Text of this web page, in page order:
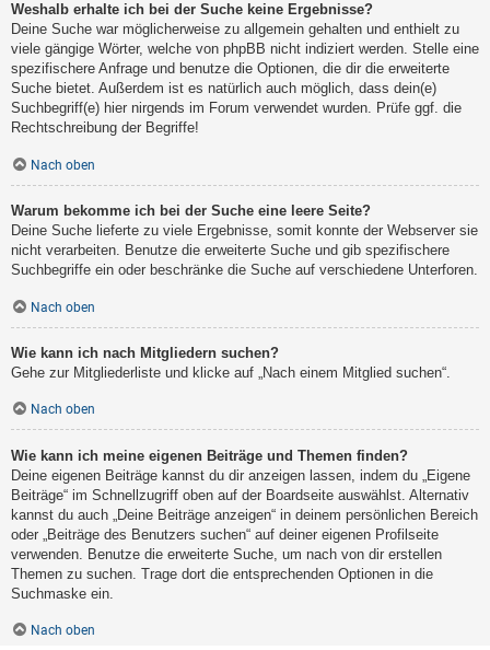
Weshalb erhalte ich bei der Suche keine Ergebnisse?
Deine Suche war möglicherweise zu allgemein gehalten und enthielt zu
viele gängige Wörter, welche von phpBB nicht indiziert werden. Stelle eine
spezifischere Anfrage und benutze die Optionen, die dir die erweiterte
Suche bietet. Außerdem ist es natürlich auch möglich, dass dein(e)
Suchbegriff(e) hier nirgends im Forum verwendet wurden. Prüfe ggf. die
Rechtschreibung der Begriffe!
Nach oben
Warum bekomme ich bei der Suche eine leere Seite?
Deine Suche lieferte zu viele Ergebnisse, somit konnte der Webserver sie
nicht verarbeiten. Benutze die erweiterte Suche und gib spezifischere
Suchbegriffe ein oder beschränke die Suche auf verschiedene Unterforen.
Nach oben
Wie kann ich nach Mitgliedern suchen?
Gehe zur Mitgliederliste und klicke auf „Nach einem Mitglied suchen“.
Nach oben
Wie kann ich meine eigenen Beiträge und Themen finden?
Deine eigenen Beiträge kannst du dir anzeigen lassen, indem du „Eigene
Beiträge“ im Schnellzugriff oben auf der Boardseite auswählst. Alternativ
kannst du auch „Deine Beiträge anzeigen“ in deinem persönlichen Bereich
oder „Beiträge des Benutzers suchen“ auf deiner eigenen Profilseite
verwenden. Benutze die erweiterte Suche, um nach von dir erstellen
Themen zu suchen. Trage dort die entsprechenden Optionen in die
Suchmaske ein.
Nach oben